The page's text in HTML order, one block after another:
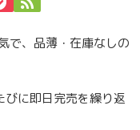
で、品薄・在庫なしの
に即日完売を繰り返